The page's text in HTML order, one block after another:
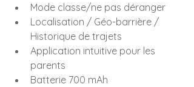
Mode classe/ne pas déranger
Localisation / Géo-barrière /
Historique de trajets
Application intuitive pour les
parents
Batterie 700 mAh